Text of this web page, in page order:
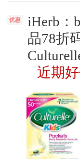
优惠
iHerb：
品78折
近期